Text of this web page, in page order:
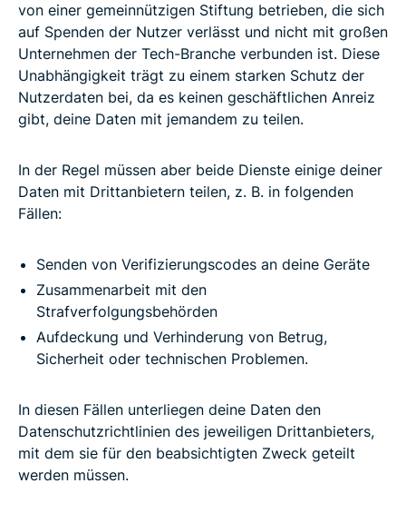
von einer gemeinnützigen Stiftung betrieben, die sich
auf Spenden der Nutzer verlässt und nicht mit großen
Unternehmen der Tech-Branche verbunden ist. Diese
Unabhängigkeit trägt zu einem starken Schutz der
Nutzerdaten bei, da es keinen geschäftlichen Anreiz
gibt, deine Daten mit jemandem zu teilen.
In der Regel müssen aber beide Dienste einige deiner
Daten mit Drittanbietern teilen, z. B. in folgenden
Fällen:
Senden von Verifizierungscodes an deine Geräte
Zusammenarbeit mit den
Strafverfolgungsbehörden
Aufdeckung und Verhinderung von Betrug,
Sicherheit oder technischen Problemen.
In diesen Fällen unterliegen deine Daten den
Datenschutzrichtlinien des jeweiligen Drittanbieters,
mit dem sie für den beabsichtigten Zweck geteilt
werden müssen.